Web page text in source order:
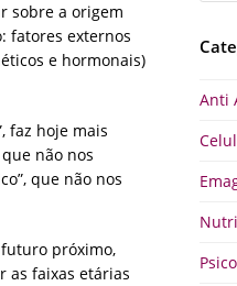
Anti
sobre a origem
fatores externos
e hormonais)
faz hoje mais
não nos
que não nos
próximo,
as faixas etárias